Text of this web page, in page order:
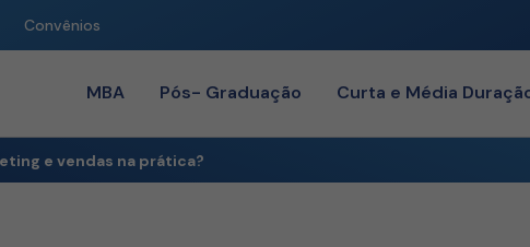
Convênios
MBA Pós- Graduação Curta e Média
e vendas na prática?